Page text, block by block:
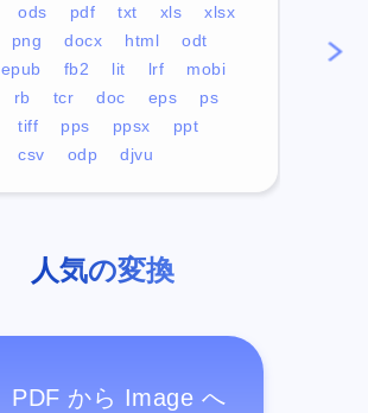
ods pdf txt xls
xlsx
png docx html
odt
epub fb2 lit lrf
mobi
rb tcr doc eps
ps
tiff pps ppsx
ppt
csv odp djvu
mp4
人気の変換
PDF から Image へ